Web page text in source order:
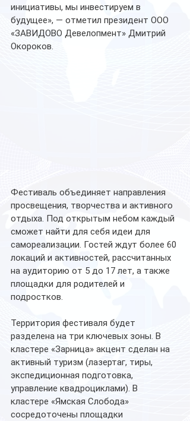
инициативы, мы инвестируем в
будущее», — отметил президент ООО
«ЗАВИДОВО Девелопмент» Дмитрий
Окороков.
Фестиваль объединяет направления
просвещения, творчества и активного
отдыха. Под открытым небом каждый
сможет найти для себя идеи для
самореализации. Гостей ждут более 60
локаций и активностей, рассчитанных
на аудиторию от 5 до 17 лет, а также
площадки для родителей и
подростков.
Территория фестиваля будет
разделена на три ключевых зоны. В
кластере «Зарница» акцент сделан на
активный туризм (лазертаг, тиры,
экспедиционная подготовка,
управление квадроциклами). В
кластере «Ямская Слобода»
сосредоточены площадки